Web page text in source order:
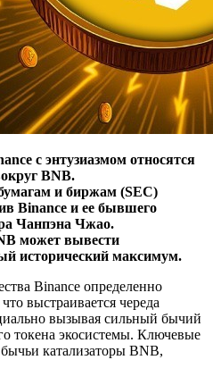
с энтузиазмом относятся
BNB.
и биржам (SEC)
Binance и ее бывшего
Чанпэна Чжао.
может вывести
исторический максимум.
Binance определенно
выстраивается череда
вызывая сильный бычий
токена экосистемы. Ключевые
катализаторы BNB,